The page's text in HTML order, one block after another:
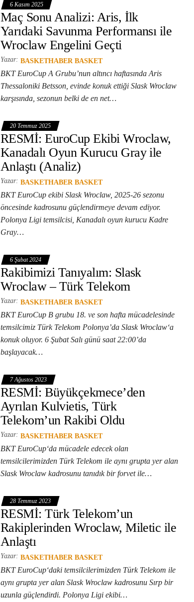
6 Kasım 2025
Maç Sonu Analizi: Aris, İlk
Yarıdaki Savunma Performansı ile
Wroclaw Engelini Geçti
Yazar: BASKETHABER BASKET
BKT EuroCup A Grubu’nun altıncı haftasında Aris
Thessaloniki Betsson, evinde konuk ettiği Slask Wroclaw
karşısında, sezonun belki de en net…
20 Temmuz 2025
RESMİ: EuroCup Ekibi Wroclaw,
Kanadalı Oyun Kurucu Gray ile
Anlaştı (Analiz)
Yazar: BASKETHABER BASKET
BKT EuroCup ekibi Slask Wroclaw, 2025-26 sezonu
öncesinde kadrosunu güçlendirmeye devam ediyor.
Polonya Ligi temsilcisi, Kanadalı oyun kurucu Kadre
Gray…
6 Şubat 2024
Rakibimizi Tanıyalım: Slask
Wroclaw – Türk Telekom
Yazar: BASKETHABER BASKET
BKT EuroCup B grubu 18. ve son hafta mücadelesinde
temsilcimiz Türk Telekom Polonya’da Slask Wroclaw‘a
konuk oluyor. 6 Şubat Salı günü saat 22:00’da
başlayacak…
7 Ağustos 2023
RESMİ: Büyükçekmece’den
Ayrılan Kulvietis, Türk
Telekom’un Rakibi Oldu
Yazar: BASKETHABER BASKET
BKT EuroCup‘da mücadele edecek olan
temsilcilerimizden Türk Telekom ile aynı grupta yer alan
Slask Wroclaw kadrosunu tanıdık bir forvet ile…
28 Temmuz 2023
RESMİ: Türk Telekom’un
Rakiplerinden Wroclaw, Miletic ile
Anlaştı
Yazar: BASKETHABER BASKET
BKT EuroCup‘daki temsilcilerimizden Türk Telekom ile
aynı grupta yer alan Slask Wroclaw kadrosunu Sırp bir
uzunla güçlendirdi. Polonya Ligi ekibi…